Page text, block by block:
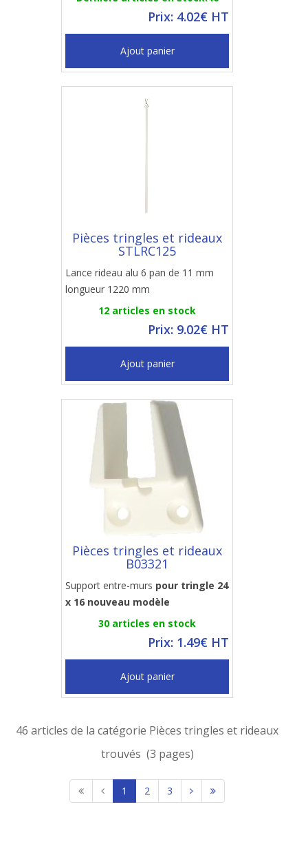
Prix: 4.02€ HT
Ajout panier
Pièces tringles et rideaux
STLRC125
Lance rideau alu 6 pan de 11 mm
longueur 1220 mm
12 articles en stock
Prix: 9.02€ HT
Ajout panier
Pièces tringles et rideaux
B03321
Support entre-murs pour tringle 24
x 16 nouveau modèle
30 articles en stock
Prix: 1.49€ HT
Ajout panier
46 articles de la catégorie Pièces tringles et rideaux
trouvés (3 pages)
1 2 3